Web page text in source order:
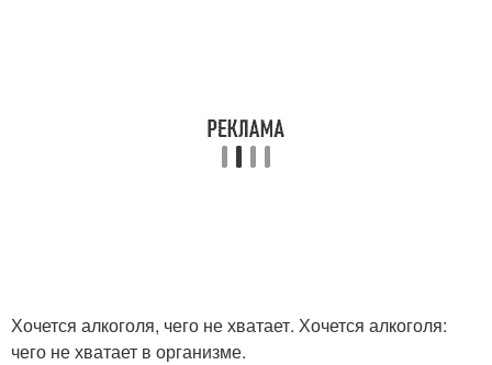
Хочется алкоголя, чего не хватает. Хочется алкоголя:
чего не хватает в организме.